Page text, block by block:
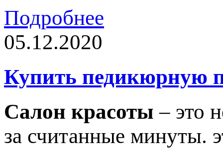
Подробнее
05.12.2020
Купить педикюрную
Салон красоты – это
за считанные минуты.